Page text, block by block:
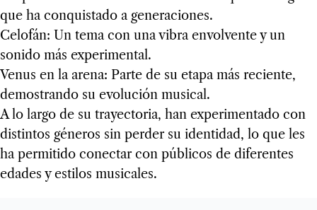
que ha conquistado a generaciones.
Celofán: Un tema con una vibra envolvente y un
sonido más experimental.
Venus en la arena: Parte de su etapa más reciente,
demostrando su evolución musical.
A lo largo de su trayectoria, han experimentado con
distintos géneros sin perder su identidad, lo que les
ha permitido conectar con públicos de diferentes
edades y estilos musicales.